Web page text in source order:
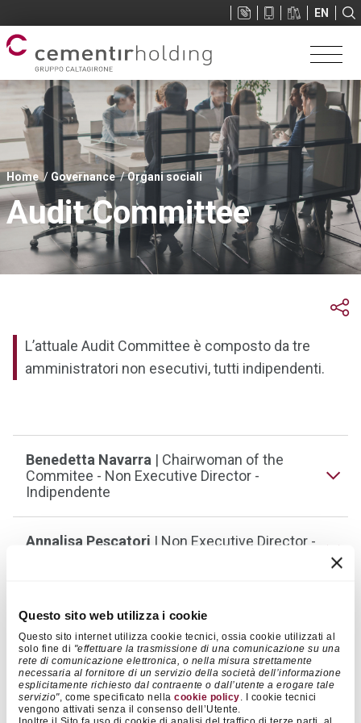
Questo sito web utilizza i cookie
Questo sito internet utilizza cookie tecnici, ossia cookie utilizzati al
solo fine di "effettuare la trasmissione di una comunicazione su una
rete di comunicazione elettronica, o nella misura strettamente
necessaria al fornitore di un servizio della società dell’informazione
esplicitamente richiesto dal contraente o dall’utente a erogare tale
servizio", come specificato nella cookie policy . I cookie tecnici
vengono attivati senza il consenso dell’Utente.
Tu
sei
qui
Home Governance Organi sociali
Audit Committee
L’attuale Audit Committee è composto da tre
amministratori non esecutivi, tutti indipendenti.
Benedetta Navarra | Chairwoman of the
Commitee - Non Executive Director -
Indipendente
Annalisa Pescatori | Non Executive Director -
Director - Indipendente
Funzioni dell’Audit Committee
Sup
EN